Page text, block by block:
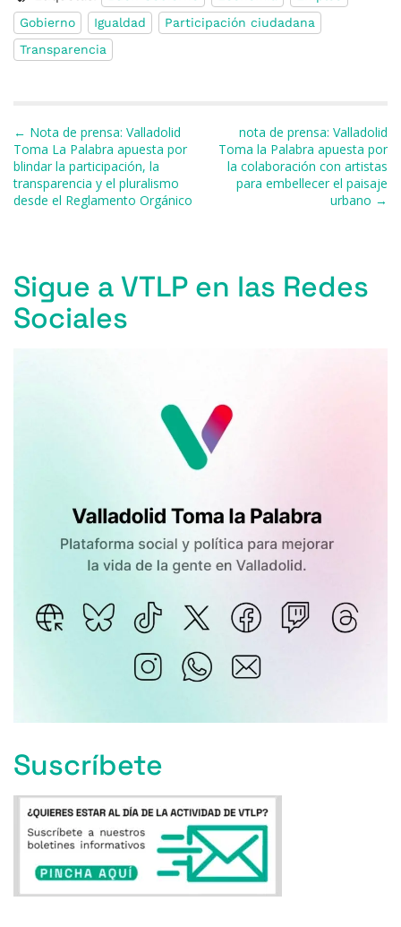
c
e
b
o
k
e
s
re
a
at
s
e
gr
ai
l
m
p
r
Gobierno
Igualdad
Participación ciudadana
Transparencia
Navegación de entradas
← Nota de prensa: Valladolid
Toma La Palabra apuesta por
blindar la participación, la
transparencia y el pluralismo
desde el Reglamento Orgánico
nota de prensa: Valladolid
Toma la Palabra apuesta por
la colaboración con artistas
para embellecer el paisaje
urbano →
Sigue a VTLP en las Redes
Sociales
Suscríbete